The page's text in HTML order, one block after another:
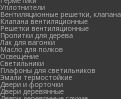
Уплотнители
Вентиляционные решетки, клапана
Клапана вентиляционные
Решетки вентиляционные
Пропитки для дерева
Лак для вагонки
Масло для полков
Освещение
Светильники
Плафоны для светильников
Эмали термостойкие
Двери и форточки
Двери деревянные